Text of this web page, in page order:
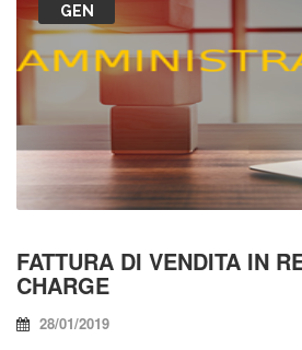
GEN
FATTURA DI VENDITA IN
CHARGE
28/01/2019